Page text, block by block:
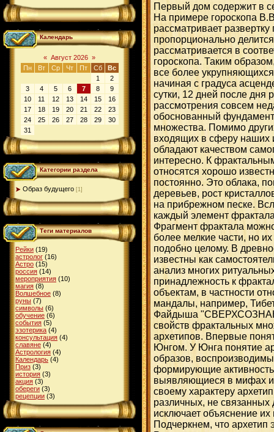
Календарь
« Август 2026 »
Пн
Вт Ср Чт Пт Сб
Вс
1
2
3
4 5 6 7 8
9
10
11 12 13 14 15
16
17
18 19 20 21 22
23
24
25 26 27 28 29
30
31
Категории раздела
Образ будущего [1]
Теги материалов
Рейки (19)
астролог (16)
Астро (15)
россия (14)
мероприятия (10)
магия (8)
Волшебное (8)
руны (7)
символы (6)
обучение (6)
события (5)
эзотерика (4)
консультация (4)
славяне (4)
Астрология (4)
Календарь (4)
Приз (3)
история (3)
акция (3)
обереги (3)
рецепции (3)
Первый дом содержит в
На примере гороскопа
рассматривает
пропорционально
рассматривается в
гороскопа. Таким
все более
начиная с градуса
сутки, 12 дней после дня
рассмотрения совсем
обоснованный
множества. Помимо
входящих в сферу наших
обладают качеством
интересно. К
относятся хорошо
постоянно. Это облака,
деревьев, рост
на прибрежном песке.
каждый элемент
Фрагмент фрактала
более мелкие части, но
подобно целому. В
известны как
анализ многих
принадлежность к
объектам, в частности
мандалы, например,
Файдыша
свойств фрактальных
архетипов. Впервые
Юнгом. У Юнга понятие
образов,
формирующие
выявляющиеся в мифах
своему характеру
различных, не связанных
исключает объяснение
Подчеркнем, что архетип